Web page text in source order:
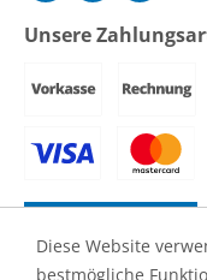
Unsere
Diese Website
bestmögliche